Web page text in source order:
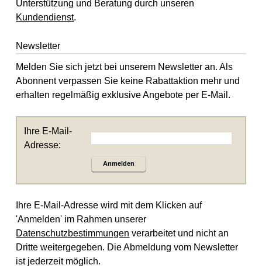
Unterstützung und Beratung durch unseren
Kundendienst.
Newsletter
Melden Sie sich jetzt bei unserem Newsletter an. Als
Abonnent verpassen Sie keine Rabattaktion mehr und
erhalten regelmäßig exklusive Angebote per E-Mail.
Ihre E-Mail-
Adresse:
Anmelden
Ihre E-Mail-Adresse wird mit dem Klicken auf
'Anmelden' im Rahmen unserer
Datenschutzbestimmungen verarbeitet und nicht an
Dritte weitergegeben. Die Abmeldung vom Newsletter
ist jederzeit möglich.